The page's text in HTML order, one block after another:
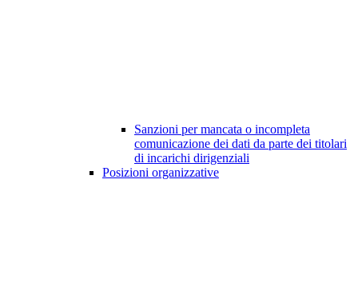
Sanzioni per mancata o incompleta
comunicazione dei dati da parte dei titolari
di incarichi dirigenziali
Posizioni organizzative